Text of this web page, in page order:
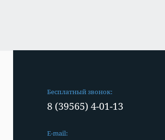
Бесплатный звонок:
8 (39565) 4-01-13
E-mail: